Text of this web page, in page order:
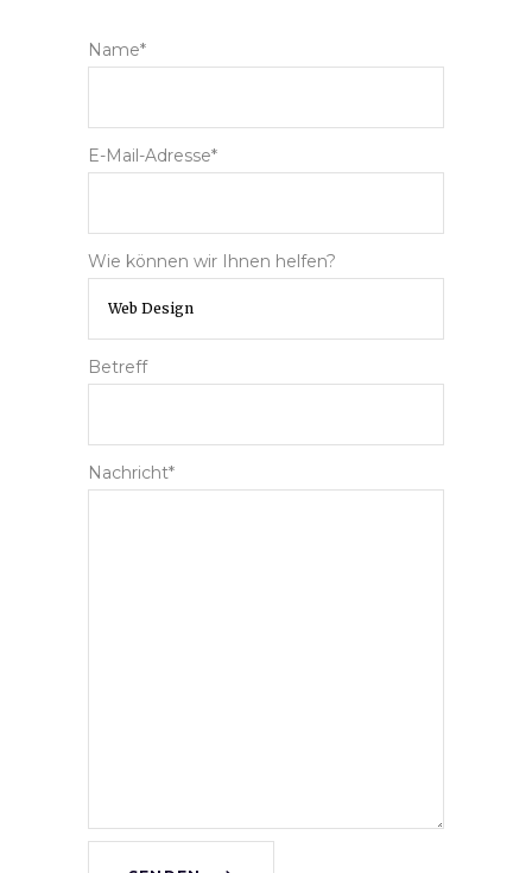
Name*
E-Mail-Adresse*
Wie können wir Ihnen helfen?
Betreff
Nachricht*